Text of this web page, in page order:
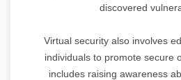
discovered
Virtual security also involves
individuals to promote secure
includes raising awareness